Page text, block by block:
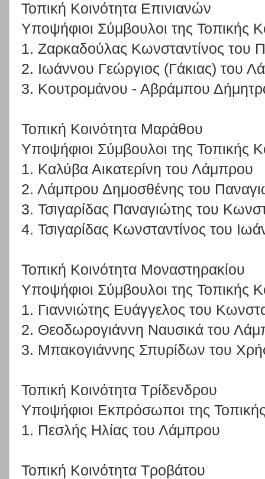
Τοπική Κοινότητα Επινιανών
Υποψήφιοι Σύμβουλοι της Τοπικής
1. Ζαρκαδούλας Κωνσταντίνος του
2. Ιωάννου Γεώργιος (Γάκιας) του
3. Κουτρομάνου - Αβράμπου
Τοπική Κοινότητα Μαράθου
Υποψήφιοι Σύμβουλοι της Τοπικής
1. Καλύβα Αικατερίνη του Λάμπρου
2. Λάμπρου Δημοσθένης του
3. Τσιγαρίδας Παναγιώτης του
4. Τσιγαρίδας Κωνσταντίνος του
Τοπική Κοινότητα Μοναστηρακίου
Υποψήφιοι Σύμβουλοι της Τοπικής
1. Γιαννιώτης Ευάγγελος του
2. Θεοδωρογιάννη Ναυσικά του
3. Μπακογιάννης Σπυρίδων του
Τοπική Κοινότητα Τρίδενδρου
Υποψήφιοι Εκπρόσωποι της
1. Πεσλής Ηλίας του Λάμπρου
Τοπική Κοινότητα Τροβάτου